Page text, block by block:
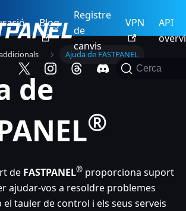
Blog
Registre
de
canvis
VPN
API
Cerca
Ajuda de FASTPANEL
de
®
de FASTPANEL® proporciona suport
ajudar-vos a resoldre problemes
tauler de control i els seus serveis